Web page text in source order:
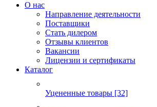
О нас
Направление деятельности
Поставщики
Стать дилером
Отзывы клиентов
Вакансии
Лицензии и сертификаты
Каталог
Уцененные товары [32]